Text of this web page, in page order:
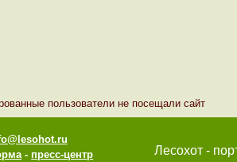
пользователи не посещали сайт
-пресс-центр
Лесохот -